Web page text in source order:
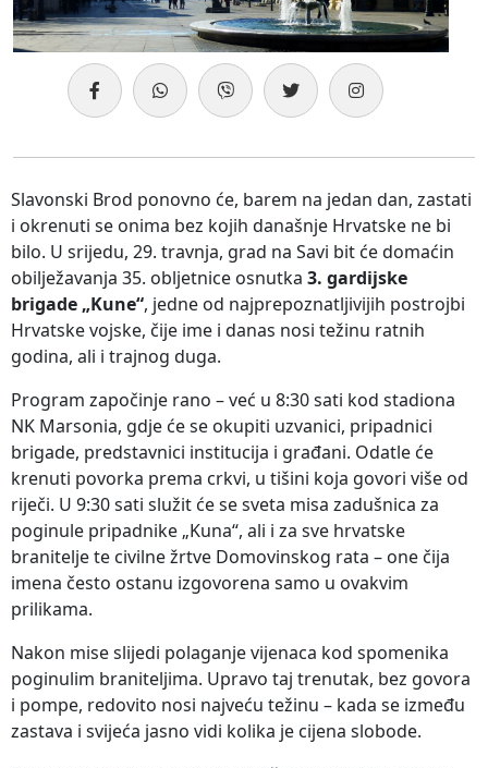
Slavonski Brod ponovno će, barem na jedan dan, zastati
i okrenuti se onima bez kojih današnje Hrvatske ne bi
bilo. U srijedu, 29. travnja, grad na Savi bit će domaćin
obilježavanja 35. obljetnice osnutka 3. gardijske
brigade „Kune“, jedne od najprepoznatljivijih postrojbi
Hrvatske vojske, čije ime i danas nosi težinu ratnih
godina, ali i trajnog duga.
Program započinje rano – već u 8:30 sati kod stadiona
NK Marsonia, gdje će se okupiti uzvanici, pripadnici
brigade, predstavnici institucija i građani. Odatle će
krenuti povorka prema crkvi, u tišini koja govori više od
riječi. U 9:30 sati služit će se sveta misa zadušnica za
poginule pripadnike „Kuna“, ali i za sve hrvatske
branitelje te civilne žrtve Domovinskog rata – one čija
imena često ostanu izgovorena samo u ovakvim
prilikama.
Nakon mise slijedi polaganje vijenaca kod spomenika
poginulim braniteljima. Upravo taj trenutak, bez govora
i pompe, redovito nosi najveću težinu – kada se između
zastava i svijeća jasno vidi kolika je cijena slobode.